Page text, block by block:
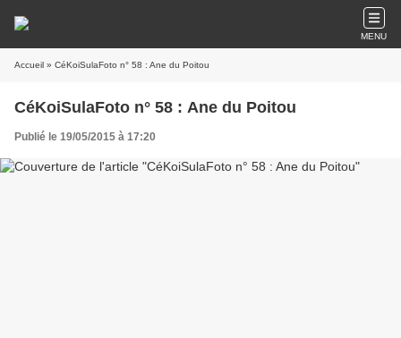
MENU
Accueil » CéKoiSulaFoto n° 58 : Ane du Poitou
CéKoiSulaFoto n° 58 : Ane du Poitou
Publié le 19/05/2015 à 17:20